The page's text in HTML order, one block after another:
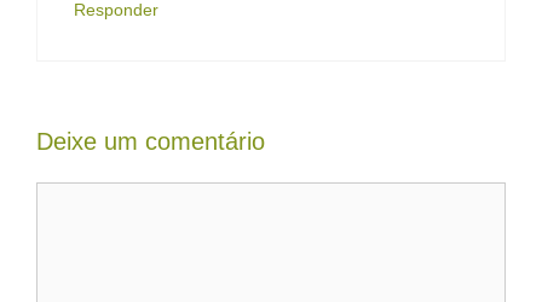
Responder
Deixe um comentário